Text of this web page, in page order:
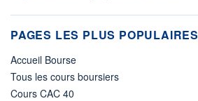
PAGES LES PLUS POPULAIRES
Accueil Bourse
Tous les cours boursiers
Cours CAC 40